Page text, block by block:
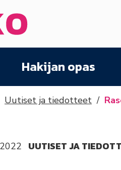
Hakijan opas
Uutiset ja tiedotteet
UUTISET JA